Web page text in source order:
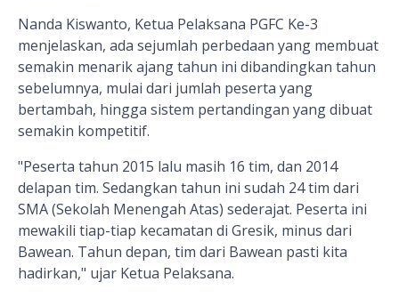
Nanda Kiswanto, Ketua Pelaksana PGFC Ke-3
menjelaskan, ada sejumlah perbedaan yang membuat
semakin menarik ajang tahun ini dibandingkan tahun
sebelumnya, mulai dari jumlah peserta yang
bertambah, hingga sistem pertandingan yang dibuat
semakin kompetitif.
"Peserta tahun 2015 lalu masih 16 tim, dan 2014
delapan tim. Sedangkan tahun ini sudah 24 tim dari
SMA (Sekolah Menengah Atas) sederajat. Peserta ini
mewakili tiap-tiap kecamatan di Gresik, minus dari
Bawean. Tahun depan, tim dari Bawean pasti kita
hadirkan," ujar Ketua Pelaksana.